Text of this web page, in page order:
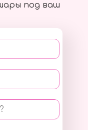
под ваш